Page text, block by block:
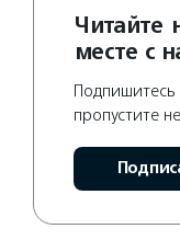
Читайте
месте с
Подпишитесь
пропустите